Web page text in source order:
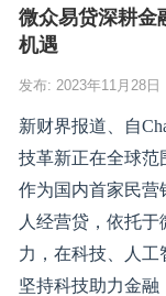
微众易贷深耕金
机遇
发布: 2023年11月28日
新财界报道、自
技革新正在全球范
作为国内首家民
人经营贷，依托
力，在科技、人工
坚持科技助力金融